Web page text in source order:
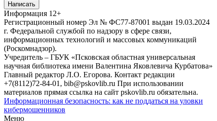
Написать
Информация 12+
Регистрационный номер Эл № ФС77-87001 выдан 19.03.2024
г. Федеральной службой по надзору в сфере связи,
информационных технологий и массовых коммуникаций
(Роскомнадзор).
Учредитель – ГБУК «Псковская областная универсальная
научная библиотека имени Валентина Яковлевича Курбатова»
Главный редактор Л.О. Егорова. Контакт редакции
+7(8112)72-84-01, bib@pskovlib.ru При использовании
материалов прямая ссылка на сайт pskovlib.ru обязательна.
Информационная безопасность: как не поддаться на уловки
кибермошенников
Меню